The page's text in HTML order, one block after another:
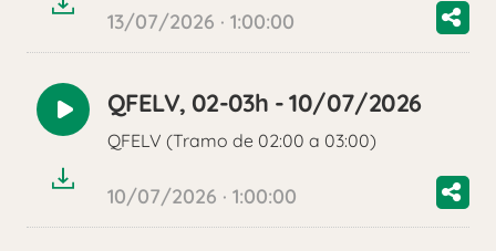
13/07/2026 · 1:00:00
Reproducir
audio
QFELV, 02-03h - 10/07/2026
QFELV (Tramo de 02:00 a 03:00)
10/07/2026 · 1:00:00